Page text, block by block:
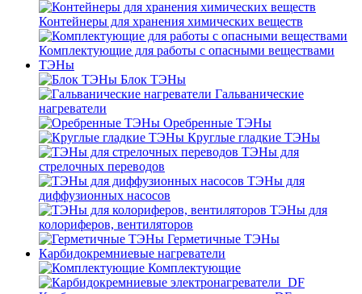
Контейнеры для хранения химических веществ
Комплектующие для работы с опасными веществами
ТЭНы
Блок ТЭНы
Гальванические
нагреватели
Оребренные ТЭНы
Круглые гладкие ТЭНы
ТЭНы для
стрелочных переводов
ТЭНы для
диффузионных насосов
ТЭНы для
колориферов, вентиляторов
Герметичные ТЭНы
Карбидокремниевые нагреватели
Комплектующие